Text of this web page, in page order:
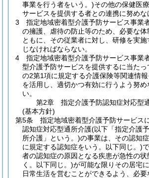
事業を行う者をいう。)その他の保健医
サービスを提供する者との連携に努めな
3
指定地域密着型介護予防サービス事業
の擁護、虐待の防止等のため、必要な体
ともに、その従業者に対し、研修を実
じなければならない。
4
指定地域密着型介護予防サービス事業
型介護予防サービスを提供するに当た
の2第1項に規定する介護保険等関連情
を活用し、適切かつ有効に行うよう努
い。
第2章
指定介護予防認知症対応型
(基本方針)
第5条
指定地域密着型介護予防サービス
認知症対応型通所介護(以下「指定介護
所介護」という。)の事業は、その認知症
に規定する認知症をいう。以下同じ。)
者の認知症の原因となる疾患が急性の状
く。以下同じ。)が可能な限りその居宅
日常生活を営むことができるよう、必